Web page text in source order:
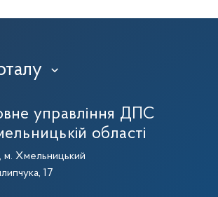
›
управління ДПС
області
м. Хмельницький
17